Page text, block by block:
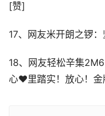
[赞]
17、网友米开朗之锣
18、网友轻松辛集
心❤里踏实！放心！金